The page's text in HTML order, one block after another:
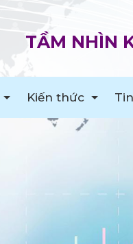
TẦM NHÌN
Kiến thức